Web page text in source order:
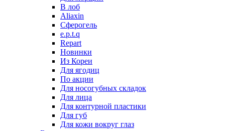
В лоб
Aliaxin
Сферогель
e.p.t.q
Repart
Новинки
Из Кореи
Для ягодиц
По акции
Для носогубных складок
Для лица
Для контурной пластики
Для губ
Для кожи вокруг глаз